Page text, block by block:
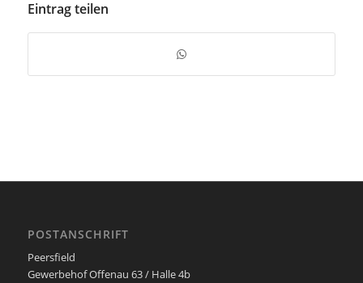
Eintrag teilen
POSTANSCHRIFT
Peersfield
Gewerbehof Offenau 63 / Halle 4b